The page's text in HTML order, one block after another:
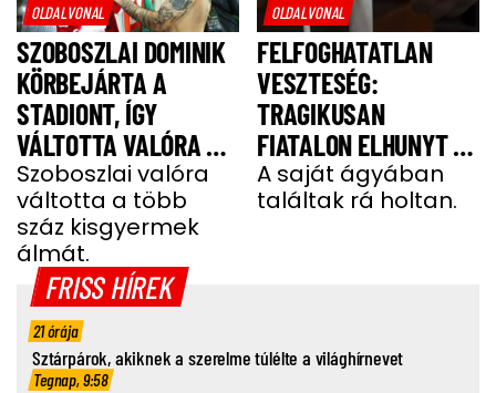
OLDALVONAL
SZOBOSZLAI DOMINIK
KÖRBEJÁRTA A
STADIONT, ÍGY
VÁLTOTTA VALÓRA A
GYEREKEK ÁLMÁT
Szoboszlai valóra
váltotta a több
száz kisgyermek
álmát.
OLDALVONAL
FELFOGHATATLAN
VESZTESÉG:
TRAGIKUSAN
FIATALON ELHUNYT A
TEHETSÉGES FOCISTA
A saját ágyában
találtak rá holtan.
FRISS HÍREK
21 órája
Sztárpárok, akiknek a szerelme túlélte a világhírnevet
Tegnap, 9:58